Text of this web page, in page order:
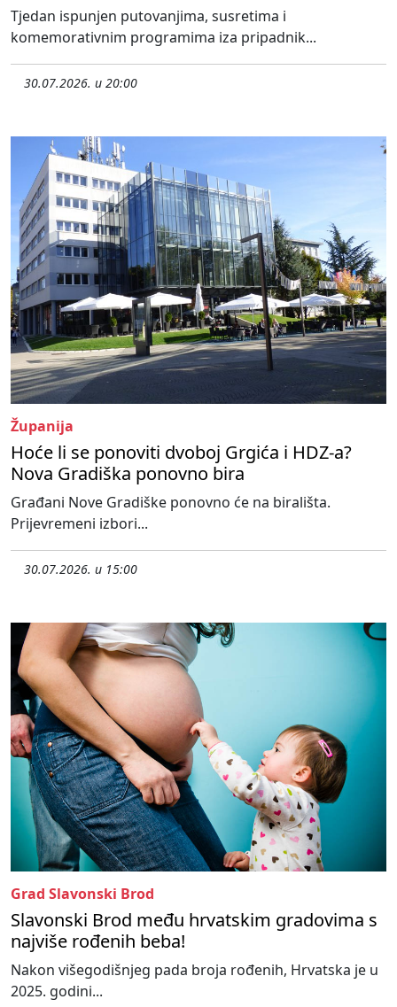
Tjedan ispunjen putovanjima, susretima i
komemorativnim programima iza pripadnik...
30.07.2026. u 20:00
Županija
Hoće li se ponoviti dvoboj Grgića i HDZ-a?
Nova Gradiška ponovno bira
Građani Nove Gradiške ponovno će na birališta.
Prijevremeni izbori...
30.07.2026. u 15:00
Grad Slavonski Brod
Slavonski Brod među hrvatskim gradovima s
najviše rođenih beba!
Nakon višegodišnjeg pada broja rođenih, Hrvatska je u
2025. godini...